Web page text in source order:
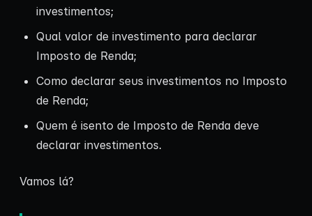
investimentos;
Qual valor de investimento para declarar
Imposto de Renda;
Como declarar seus investimentos no Imposto
de Renda;
Quem é isento de Imposto de Renda deve
declarar investimentos.
Vamos lá?